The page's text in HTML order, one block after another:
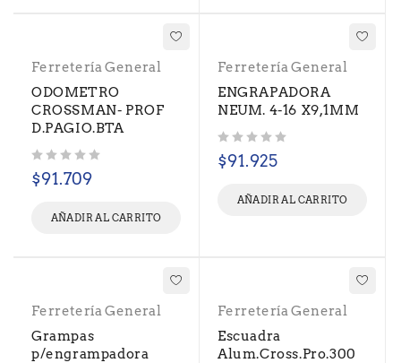
Ferretería General
ODOMETRO
CROSSMAN- PROF
D.PAGIO.BTA
$91.709
AÑADIR AL CARRITO
Ferretería General
ENGRAPADORA
NEUM. 4-16 X9,1MM
$91.925
AÑADIR AL CARRITO
Ferretería General
Grampas
p/engrampadora
Ferretería General
Escuadra
Alum.Cross.Pro.300